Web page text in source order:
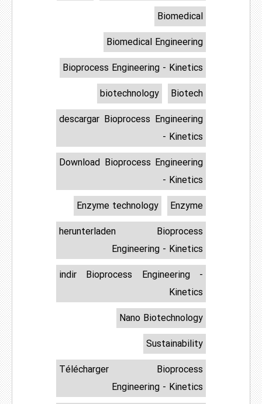
Biomedical
Biomedical Engineering
Bioprocess Engineering - Kinetics
Biotech
biotechnology
descargar Bioprocess Engineering
- Kinetics
Download Bioprocess Engineering
- Kinetics
Enzyme
Enzyme technology
herunterladen Bioprocess
Engineering - Kinetics
indir Bioprocess Engineering -
Kinetics
Nano Biotechnology
Sustainability
Télécharger Bioprocess
Engineering - Kinetics